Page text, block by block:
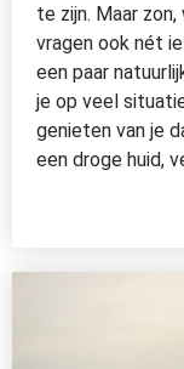
te zijn. Maar
vragen ook nét
een paar
je op veel
genieten van je
een droge huid,